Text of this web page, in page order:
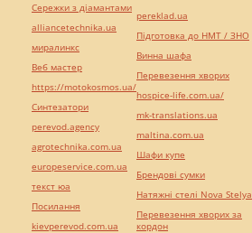
Сережки з діамантами
alliancetechnika.ua
миралинкс
Веб мастер
https://motokosmos.ua/
Синтезатори
perevod.agency
agrotechnika.com.ua
europeservice.com.ua
текст юа
Посилання
kievperevod.com.ua
pereklad.ua
Підготовка до НМТ / ЗНО
Винна шафа
Перевезення хворих
hospice-life.com.ua/
mk-translations.ua
maltina.com.ua
Шафи купе
Брендові сумки
Натяжні стелі Nova Stelya
Перевезення хворих за
кордон